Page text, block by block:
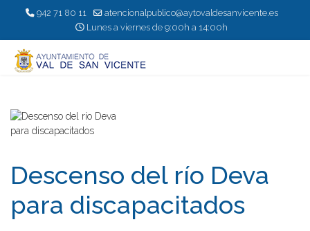
942 71 80 11
atencionalpublico@aytovaldesanvicente.es
Lunes a viernes de 9:00h a 14:00h
Descenso del rí­o Deva
para discapacitados